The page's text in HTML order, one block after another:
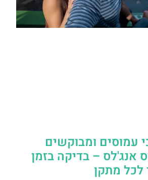
עמוסים ומבוקשים
אנג'לס – בדיקה בזמן
מתקן